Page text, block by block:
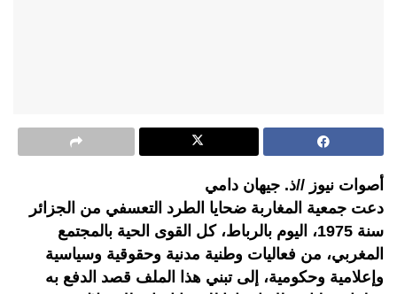
أصوات نيوز //ذ. جيهان دامي
دعت جمعية المغاربة ضحايا الطرد التعسفي من الجزائر
سنة 1975، اليوم بالرباط، كل القوى الحية بالمجتمع
المغربي، من فعاليات وطنية مدنية وحقوقية وسياسية
وإعلامية وحكومية، إلى تبني هذا الملف قصد الدفع به